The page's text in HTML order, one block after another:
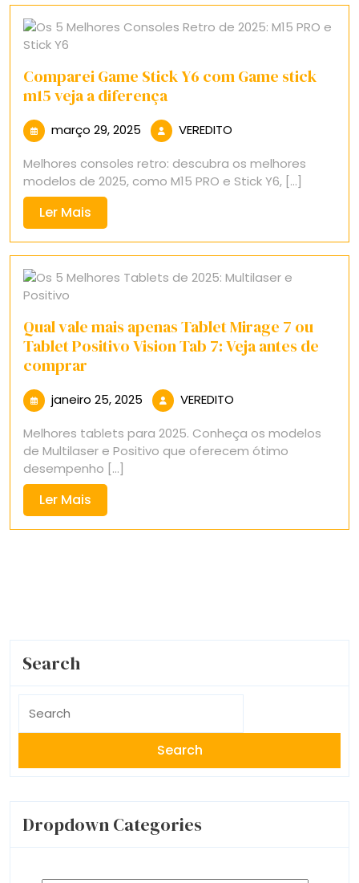
Comparei Game Stick Y6 com Game stick
m15 veja a diferença
março 29, 2025 março
29,
2025
VEREDITO
Melhores consoles retro: descubra os melhores
modelos de 2025, como M15 PRO e Stick Y6, [...]
Ler Mais
Mais
Qual vale mais apenas Tablet Mirage 7 ou
Tablet Positivo Vision Tab 7: Veja antes de
comprar
janeiro 25, 2025 janeiro
25,
2025
VEREDITO
Melhores tablets para 2025. Conheça os modelos
de Multilaser e Positivo que oferecem ótimo
desempenho [...]
Ler Mais
Mais
Search
for:
Dropdown Categories